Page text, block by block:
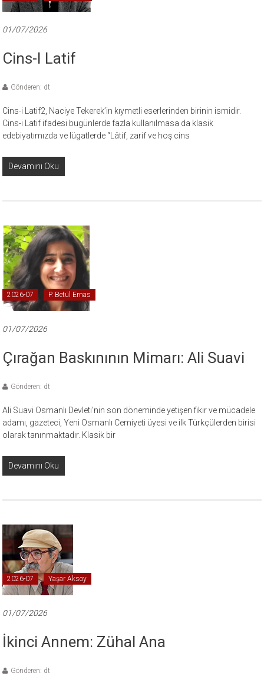
01/07/2026
Cins-I Latif
Gönderen: dt
Cins-i Latif2, Naciye Tekerek’in kıymetli eserlerinden birinin ismidir.
Cins-i Latif ifadesi bugünlerde fazla kullanılmasa da klasik
edebiyatımızda ve lügatlerde “Lâtif, zarif ve hoş cins
Devamını Oku
2026-07 P. Betül Ernas
01/07/2026
Çırağan Baskınının Mimarı: Ali Suavi
Gönderen: dt
Ali Suavi Osmanlı Devleti’nin son döneminde yetişen fikir ve mücadele
adamı, gazeteci, Yeni Osmanlı Cemiyeti üyesi ve ilk Türkçülerden birisi
olarak tanınmaktadır. Klasik bir
Devamını Oku
2026-07 Yaşar Aksoy
01/07/2026
İkinci Annem: Zühal Ana
Gönderen: dt